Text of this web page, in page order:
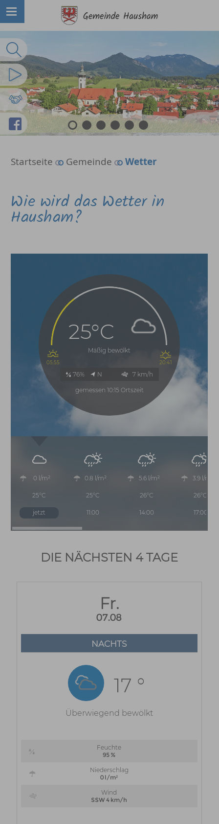
1 2 3 4 5 6
Imagefilm
Partnergemeinden
Facebook
Startseite Gemeinde Wetter
Wie wird das Wetter in
Hausham?